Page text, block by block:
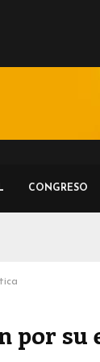
CONGRESO
por su